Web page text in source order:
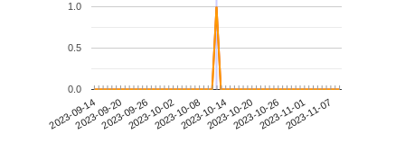
2023-09-142023-09-202023-09-262023-10-022023-10-082023-10-142023-10-202023-10-262023-11-012023-11-07
0.0
0.5
1.0